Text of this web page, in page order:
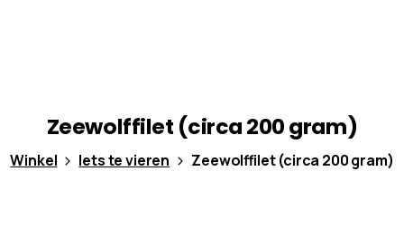
Zeewolffilet (circa200gram)
Winkel Iets te vieren Zeewolffilet (circa 200 gram)